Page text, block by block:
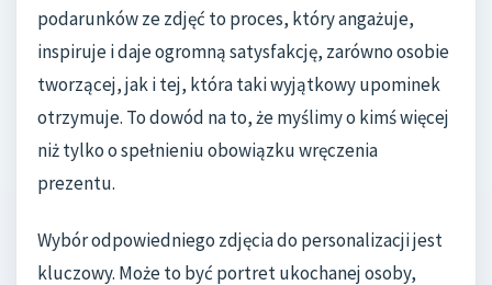
podarunków ze zdjęć to proces, który angażuje,
inspiruje i daje ogromną satysfakcję, zarówno osobie
tworzącej, jak i tej, która taki wyjątkowy upominek
otrzymuje. To dowód na to, że myślimy o kimś więcej
niż tylko o spełnieniu obowiązku wręczenia
prezentu.
Wybór odpowiedniego zdjęcia do personalizacji jest
kluczowy. Może to być portret ukochanej osoby,